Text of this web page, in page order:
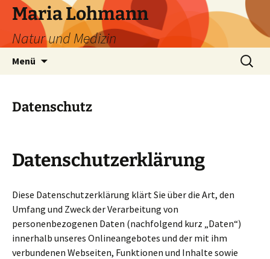
Zum
Inhalt
springen
Maria Lohmann
Natur und Medizin
Menü
Suchen
nach:
Datenschutz
Datenschutzerklärung
Diese Datenschutzerklärung klärt Sie über die Art, den
Umfang und Zweck der Verarbeitung von
personenbezogenen Daten (nachfolgend kurz „Daten“)
innerhalb unseres Onlineangebotes und der mit ihm
verbundenen Webseiten, Funktionen und Inhalte sowie